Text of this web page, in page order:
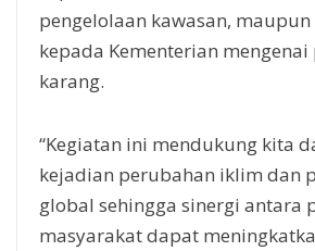
pengelolaan kawasan,
kepada Kementerian
karang.
“Kegiatan ini mendukung kita
kejadian perubahan iklim dan
global sehingga sinergi antara
masyarakat dapat